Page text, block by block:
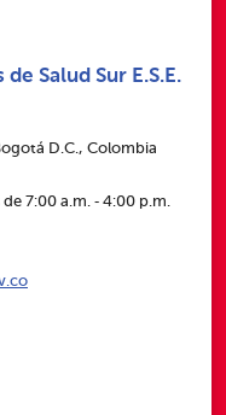
Salud Sur E.S.E.
D.C., Colombia
7:00 a.m. ‑ 4:00 p.m.